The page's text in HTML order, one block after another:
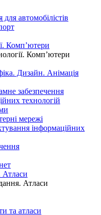
автомобілістів
Комп’ютери
Комп’ютери
Дизайн. Анімація
забезпечення
технологій
мережі
інформаційних
Атласи
Атласи
та атласи